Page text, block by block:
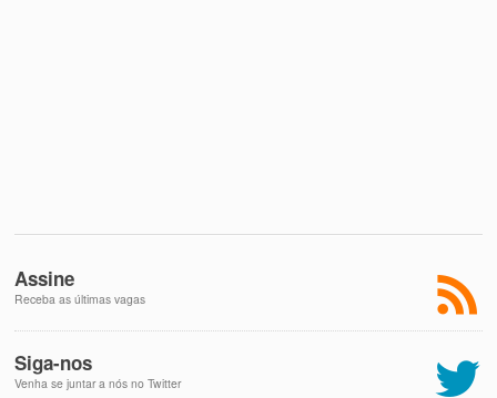
Assine
Receba as últimas vagas
Siga-nos
Venha se juntar a nós no Twitter